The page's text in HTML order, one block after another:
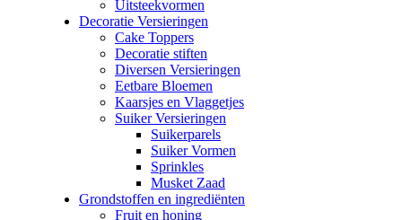
Uitsteekvormen
Decoratie Versieringen
Cake Toppers
Decoratie stiften
Diversen Versieringen
Eetbare Bloemen
Kaarsjes en Vlaggetjes
Suiker Versieringen
Suikerparels
Suiker Vormen
Sprinkles
Musket Zaad
Grondstoffen en ingrediënten
Fruit en honing